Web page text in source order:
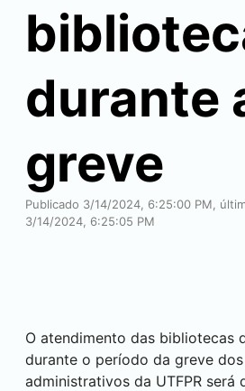
durante
greve
Publicado 3/14/2024, 6:25:00 PM,
3/14/2024, 6:25:05 PM
O atendimento das bibliotecas
durante o período da greve
administrativos da UTFPR será